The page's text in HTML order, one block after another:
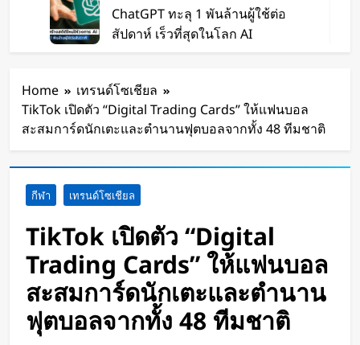
ChatGPT ทะลุ 1 พันล้านผู้ใช้ต่อ
สัปดาห์ เร็วที่สุดในโลก AI
ชั้นบน รองรับผู้โดยสารได้ 7 ที่นั่ง
5 ชั่วโมง Ago
นักวิจัย NUS CDE พัฒนา “ผิว
อิเล็กทรอนิกส์” ที่รับรู้การสัมผัสและ
ซ่อมแซมตัวเองใต้น้ำได้
6 ชั่วโมง Ago
K-18M โดรนรบฝีมือคนไทย ทดสอบ
บินสำเร็จครั้งแรก
1 วัน Ago
BlaBlaCar เปิดให้บริการในไทย
แพลตฟอร์มคาร์พูลระหว่างเมือง ช่วย
หารค่าน้ำมันและค่าทางด่วน
1 วัน Ago
กำไรพุ่ง SK Hynix ทำสถิติสูงสุด
Home
เทรนด์โซเชียล
TikTok เปิดตัว “Digital Trading Cards” ให้แฟนบอล
สะสมการ์ดนักเตะและตำนานฟุตบอลจากทั้ง 48 ทีมชาติ
กีฬา เทรนด์โซเชียล
TikTok เปิดตัว “Digital
Trading Cards” ให้แฟนบอล
สะสมการ์ดนักเตะและตำนาน
ฟุตบอลจากทั้ง 48 ทีมชาติ